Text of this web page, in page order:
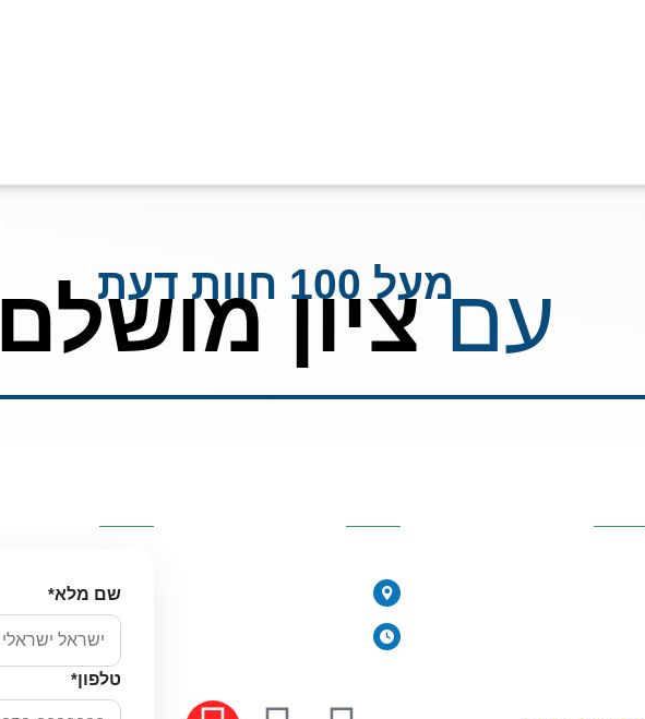
מעל 100 חוות דעתעםציון מושלם
שם מלא*
טלפון*